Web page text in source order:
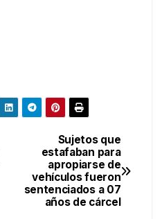
Sujetos que
estafaban para
apropiarse de
vehículos fueron
sentenciados a 07
años de cárcel